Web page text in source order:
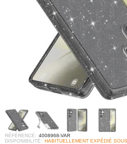
RÉFÉRENCE: 4008968-VAR
DISPONIBILITÉ: HABITUELLEMENT EXPÉDIÉ